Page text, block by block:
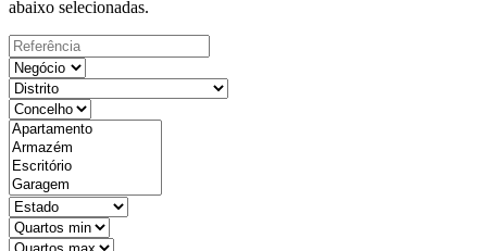
abaixo selecionadas.